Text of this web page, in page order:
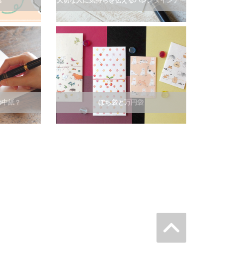
紙？ ぽち袋と万円袋